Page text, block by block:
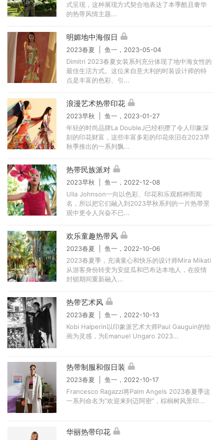
式呈现，这种展现方式契合地表达了本季酷且奢华
的热带风情主题...
明媚地中海假日
2023春夏 | 鱼一，2023-05-04
Dimitri 2023春夏女装系列充分体现了地中海女性的
最佳生活方式。这位来自意大利的时装设计师的特
点是丰富的色彩、引...
浪漫艺术热带印花
2023早秋 | 鱼一，2023-01-27
年轻的时尚品牌La DoubleJ已经积攒了令人印象深
刻的印花财富，这些丰富多彩的印花依旧在2023早
秋季推出的一系列飘...
热带民族派对
2023早秋 | 鱼一，2022-12-08
Ulla Johnson一向以色彩、印花和乐观精神而闻
名，所以把它们融入到2023早秋系列的一片热带景
观中更令人兴奋不已...
欢乐童趣热带风
2023春夏 | 鱼一，2022-10-06
2023春夏季，充满童心和快乐的设计师Mira Mikati
从游客身份转变为安提瓜和巴布达本地人，在疫情
封锁期间重新融入...
热带艺术风
2023春夏 | 鱼一，2022-10-13
Kobi Halperin以印象派艺术大师Paul Gauguin的绘
画为灵感，为Emanuel Ungaro 2023...
热带制服和假日装
2023春夏 | 鱼一，2022-10-17
Francesco Ragazzi将Palm Angels 2023春夏季这
一系列命名为“欢迎来到迈阿密”，棕榈树风景印...
华丽热带印花